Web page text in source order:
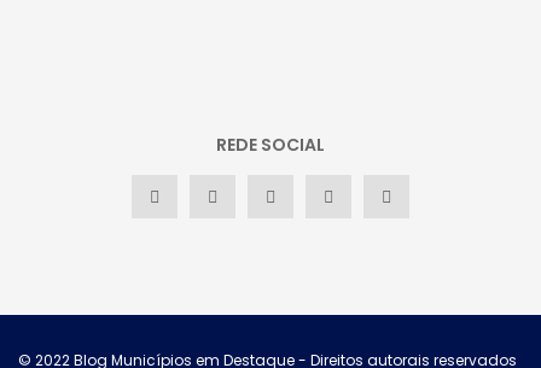
REDE SOCIAL
© 2022Blog Municípios em Destaque- Direitos autorais reservados